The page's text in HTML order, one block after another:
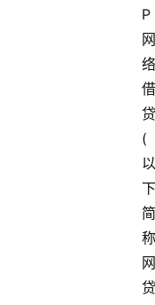
P
网
络
借
贷
(
以
下
简
称
网
贷